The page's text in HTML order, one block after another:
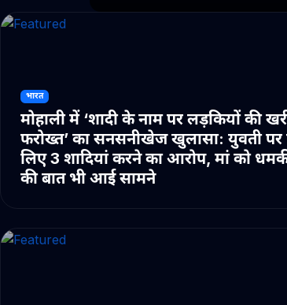
भारत
मोहाली में ‘शादी के नाम पर लड़कियों की
फरोख्त’ का सनसनीखेज खुलासा: युवती
लिए 3 शादियां करने का आरोप, मां को
की बात भी आई सामने